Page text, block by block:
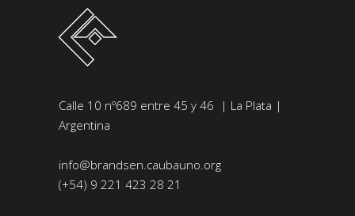
Calle 10 nº689 entre 45 y 46 | La Plata |
Argentina
info@brandsen.caubauno.org
(+54) 9 221 423 28 21